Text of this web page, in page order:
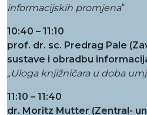
informacijskih promjena“
10:40 – 11:10
prof. dr. sc. Predrag Pale
sustave i obradbu
„Uloga knjižničara u doba
11:10 – 11:40
dr. Moritz Mutter (Zentral-